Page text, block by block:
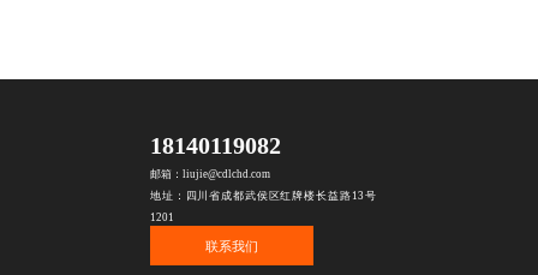
18140119082
邮箱：liujie@cdlchd.com
地址：四川省成都武侯区红牌楼长益路13号
1201
联系我们